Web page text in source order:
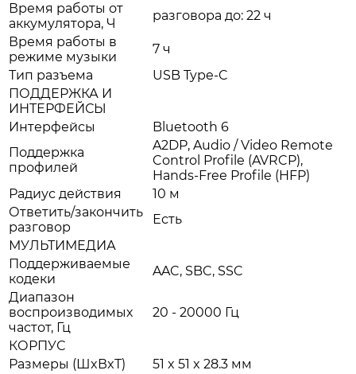
Время работы от
аккумулятора, Ч
разговора до: 22 ч
Время работы в
режиме музыки
7 ч
Тип разъема
USB Type-C
ПОДДЕРЖКА И
ИНТЕРФЕЙСЫ
Интерфейсы
Bluetooth 6
Поддержка
профилей
A2DP, Audio / Video Remote
Control Profile (AVRCP),
Hands-Free Profile (HFP)
Радиус действия
10 м
Ответить/закончить
разговор
Есть
МУЛЬТИМЕДИА
Поддерживаемые
кодеки
AAC, SBC, SSC
Диапазон
воспроизводимых
частот, Гц
20 - 20000 Гц
КОРПУС
Размеры (ШxВxТ)
51 x 51 x 28.3 мм